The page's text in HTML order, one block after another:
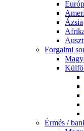
Ázsia
Forgalmi
Érmés /